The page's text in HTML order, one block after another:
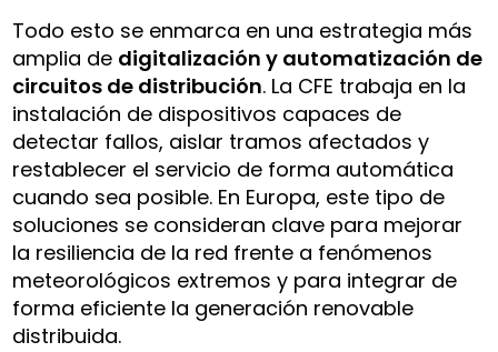
Todo esto se enmarca en una estrategia más
amplia de digitalización y automatización de
circuitos de distribución. La CFE trabaja en la
instalación de dispositivos capaces de
detectar fallos, aislar tramos afectados y
restablecer el servicio de forma automática
cuando sea posible. En Europa, este tipo de
soluciones se consideran clave para mejorar
la resiliencia de la red frente a fenómenos
meteorológicos extremos y para integrar de
forma eficiente la generación renovable
distribuida.